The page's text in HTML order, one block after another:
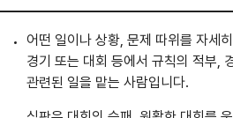
어떤 일이나 상황, 문제 따위를 자세
경기 또는 대회 등에서 규칙의 적부,
관련된 일을 맡는 사람입니다.